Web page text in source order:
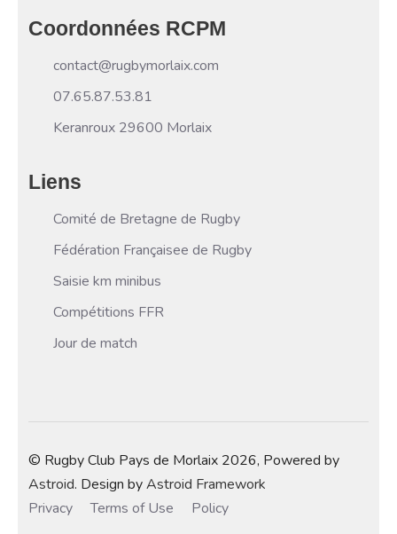
Coordonnées RCPM
contact@rugbymorlaix.com
07.65.87.53.81
Keranroux 29600 Morlaix
Liens
Comité de Bretagne de Rugby
Fédération Françaisee de Rugby
Saisie km minibus
Compétitions FFR
Jour de match
© Rugby Club Pays de Morlaix 2026, Powered by
Astroid. Design byAstroid Framework
Privacy
Terms of Use Policy